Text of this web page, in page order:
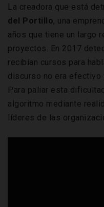
La creadora que está
del Portillo, una
años que tiene un largo
proyectos. En 2017
recibían cursos para
discurso no era efectivo
Para paliar esta
algoritmo mediante
líderes de las